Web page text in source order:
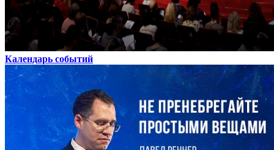
Календарь событий